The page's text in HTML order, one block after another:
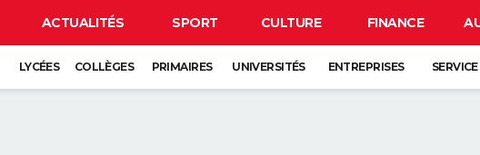
ACTUALITÉS SPORT CULTURE FINANCE
LYCÉES COLLÈGES PRIMAIRES UNIVERSITÉS ENTREPRISES